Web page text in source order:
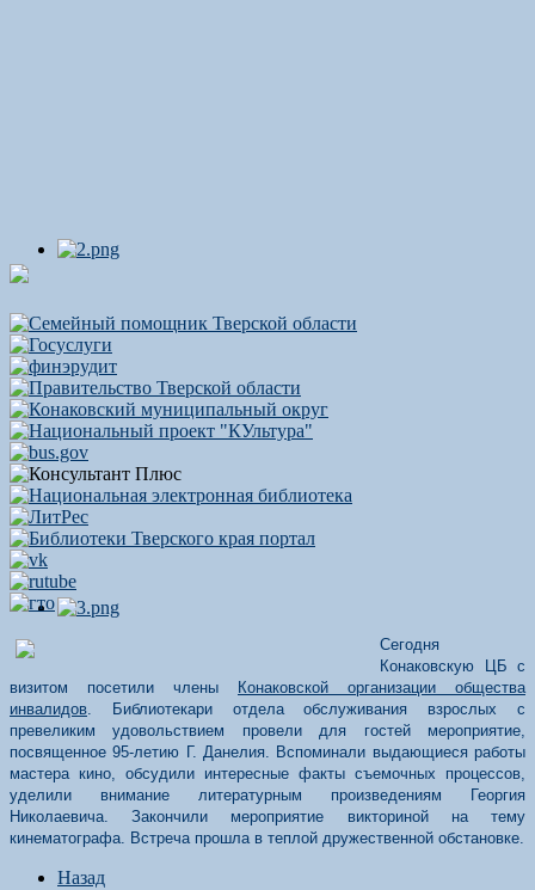
Сегодня
Конаковскую ЦБ с
визитом посетили члены
Конаковской организации общества
инвалидов. Библиотекари отдела обслуживания взрослых с
превеликим удовольствием провели для гостей мероприятие,
посвященное 95-летию Г. Данелия. Вспоминали выдающиеся работы
мастера кино, обсудили интересные факты съемочных процессов,
уделили внимание литературным произведениям Георгия
Николаевича. Закончили мероприятие викториной на тему
кинематографа. Встреча прошла в теплой дружественной обстановке.
Назад